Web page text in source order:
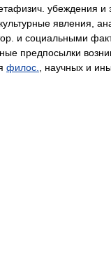
убеждения и
явления,
и социальными
предпосылки
филос. , научных и